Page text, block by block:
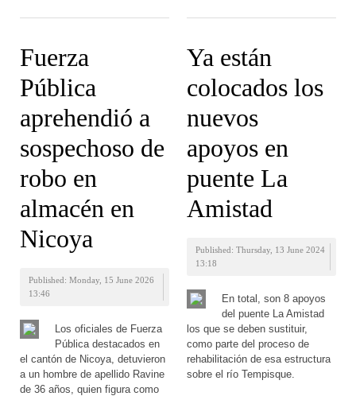
Fuerza
Pública
aprehendió a
sospechoso de
robo en
almacén en
Nicoya
Published: Monday, 15 June 2026
13:46
Los oficiales de Fuerza
Pública destacados en
el cantón de Nicoya, detuvieron
a un hombre de apellido Ravine
de 36 años, quien figura como
Ya están
colocados los
nuevos
apoyos en
puente La
Amistad
Published: Thursday, 13 June 2024
13:18
En total, son 8 apoyos
del puente La Amistad
los que se deben sustituir,
como parte del proceso de
rehabilitación de esa estructura
sobre el río Tempisque.